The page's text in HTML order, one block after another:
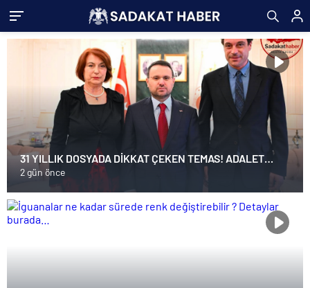
31 YILLIK DOSYADA DİKKAT ÇEKEN TEMAS! ADALET
BAKANI AKIN GÜRLEK UĞUR MUMCU’NUN AİLESİNİ
KABUL ETTİ
2 gün önce